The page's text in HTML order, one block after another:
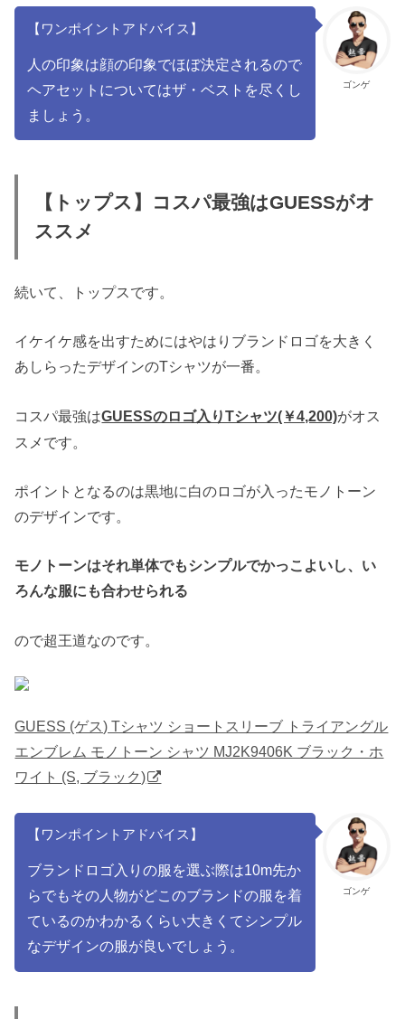
ゴンゲ
【ワンポイントアドバイス】
人の印象は顔の印象でほぼ決定されるので
ヘアセットについてはザ・ベストを尽くし
ましょう。
【トップス】コスパ最強はGUESSがオ
ススメ
続いて、トップスです。
イケイケ感を出すためにはやはりブランドロゴを大きく
あしらったデザインのTシャツが一番。
コスパ最強はGUESSのロゴ入りTシャツ(￥4,200)がオス
スメです。
ポイントとなるのは黒地に白のロゴが入ったモノトーン
のデザインです。
モノトーンはそれ単体でもシンプルでかっこよいし、い
ろんな服にも合わせられる
ので超王道なのです。
GUESS (ゲス) Tシャツ ショートスリーブ トライアングル
エンブレム モノトーン シャツ MJ2K9406K ブラック・ホ
ワイト (S, ブラック)
ゴンゲ
【ワンポイントアドバイス】
ブランドロゴ入りの服を選ぶ際は10m先か
らでもその人物がどこのブランドの服を着
ているのかわかるくらい大きくてシンプル
なデザインの服が良いでしょう。